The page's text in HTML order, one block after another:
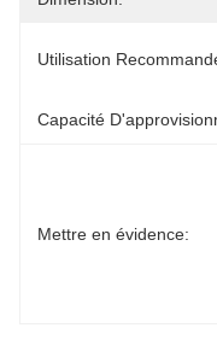
Utilisation
Capacité
Mettre en évidence: